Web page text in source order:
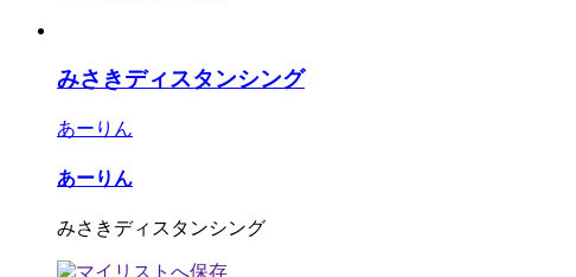
みさきディスタンシング
あーりん
あーりん
みさきディスタンシング